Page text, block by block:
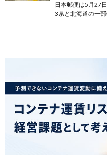
日本郵便は5月27
3県と北海道の一